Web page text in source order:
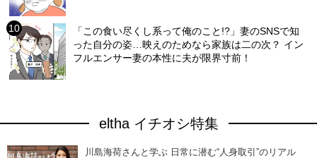
「この食い尽くし系って俺のこと!?」妻のSNSで知
った自分の姿…映えのためなら家族は二の次？ イン
フルエンサー妻の本性に夫が限界寸前！
eltha イチオシ特集
川島海荷さんと学ぶ 日常に潜む“人身取引”のリアル